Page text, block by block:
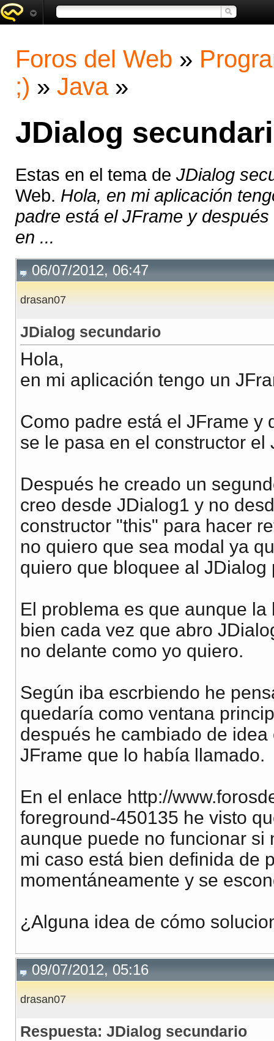
Foros del Web »
;) » Java »
JDialog
Estas en el tema de JDialog
Web. Hola, en mi aplicación
padre está el JFrame y
en ...
06/07/2012, 06:47
drasan07
JDialog secundario
Hola,
en mi aplicación tengo un
Como padre está el JFrame y
se le pasa en el constructor el
Después he creado un
creo desde JDialog1 y no
constructor "this" para hacer
no quiero que sea modal ya
quiero que bloquee al JDialog
El problema es que aunque
bien cada vez que abro
no delante como yo quiero.
Según iba escrbiendo he
quedaría como ventana
después he cambiado de
JFrame que lo había llamado.
En el enlace http://
foreground-450135 he visto
aunque puede no funcionar
mi caso está bien definida de
momentáneamente y se
¿Alguna idea de cómo
09/07/2012, 05:16
drasan07
Respuesta: JDialog secundario